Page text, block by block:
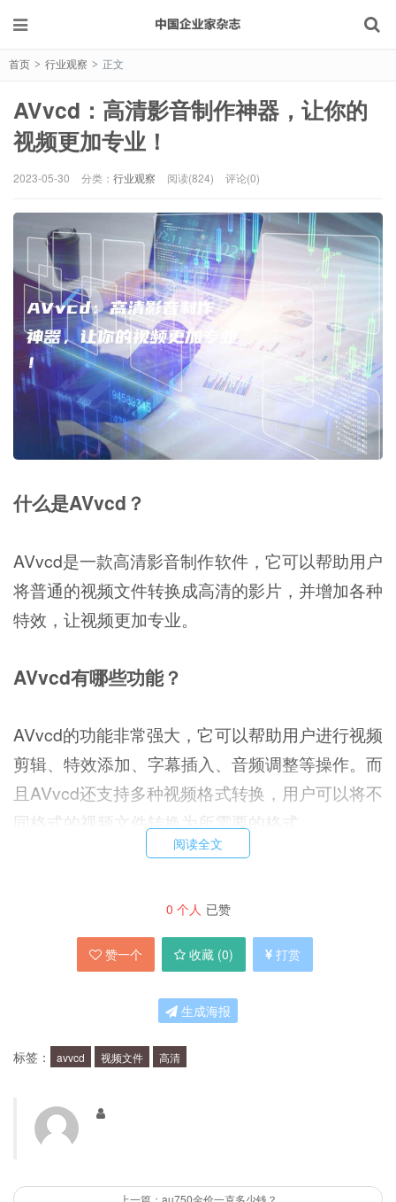
首页 > 行业观察 > 正文
AVvcd：高清影音制作神器，让你的
视频更加专业！
2023-05-30 分类： 行业观察 阅读(824) 评论(0)
什么是AVvcd？
AVvcd是一款高清影音制作软件，它可以帮助用户
将普通的视频文件转换成高清的影片，并增加各种
特效，让视频更加专业。
AVvcd有哪些功能？
AVvcd的功能非常强大，它可以帮助用户进行视频
剪辑、特效添加、字幕插入、音频调整等操作。而
且AVvcd还支持多种视频格式转换，用户可以将不
同格式的视频文件转换为所需要的格式。
AVvcd适用于那些需要制作高清影音的人群，比如
独立制片人、视频编辑人员、广告制作人员等。
AVvcd的操作界面简单易用，即使是初学者也能轻
AVvcd的优点有很多，首先它支持多种视频格式转
阅读全文
0 个人 已赞
赞一个 收藏 (0) 打赏
生成海报
标签： avvcd 视频文件 高清